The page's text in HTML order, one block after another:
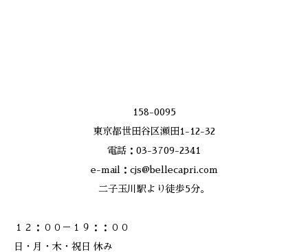
158-0095
東京都世田谷区瀬田1-12-32
電話：03-3709-2341
e-mail：cjs@bellecapri.com
二子玉川駅より徒歩5分。
１２：００－１９：：００
日・月・木・祝日 休み